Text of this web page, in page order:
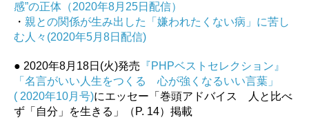
感”の正体（2020年8月25日配信）
・ 親との関係が生み出した「嫌われたくない病」に苦し
む人々(2020年5月8日配信)
● 2020年8月18日(火)発売 『PHPベストセレクション』
「名言がいい人生をつくる 心が強くなるいい言葉」
( 2020年10月号)にエッセー「巻頭アドバイス 人と比べ
ず「自分」を生きる」（P. 14）掲載